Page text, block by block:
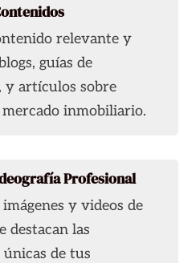
relevante y
guías de
y artículos sobre
inmobiliario.
Profesional
y videos de
destacan las
de tus